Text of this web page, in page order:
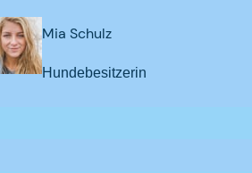
Mia Schulz
Hundebesitzerin